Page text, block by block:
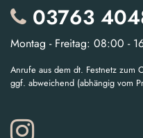
03763
Montag - Freitag: 08:00 -
Anrufe aus dem dt. Festnetz zum
ggf. abweichend (abhängig vom